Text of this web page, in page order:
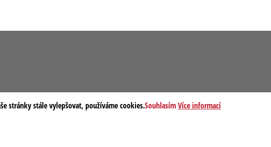
stránky stále vylepšovat, používáme cookies.SouhlasímVíce informací